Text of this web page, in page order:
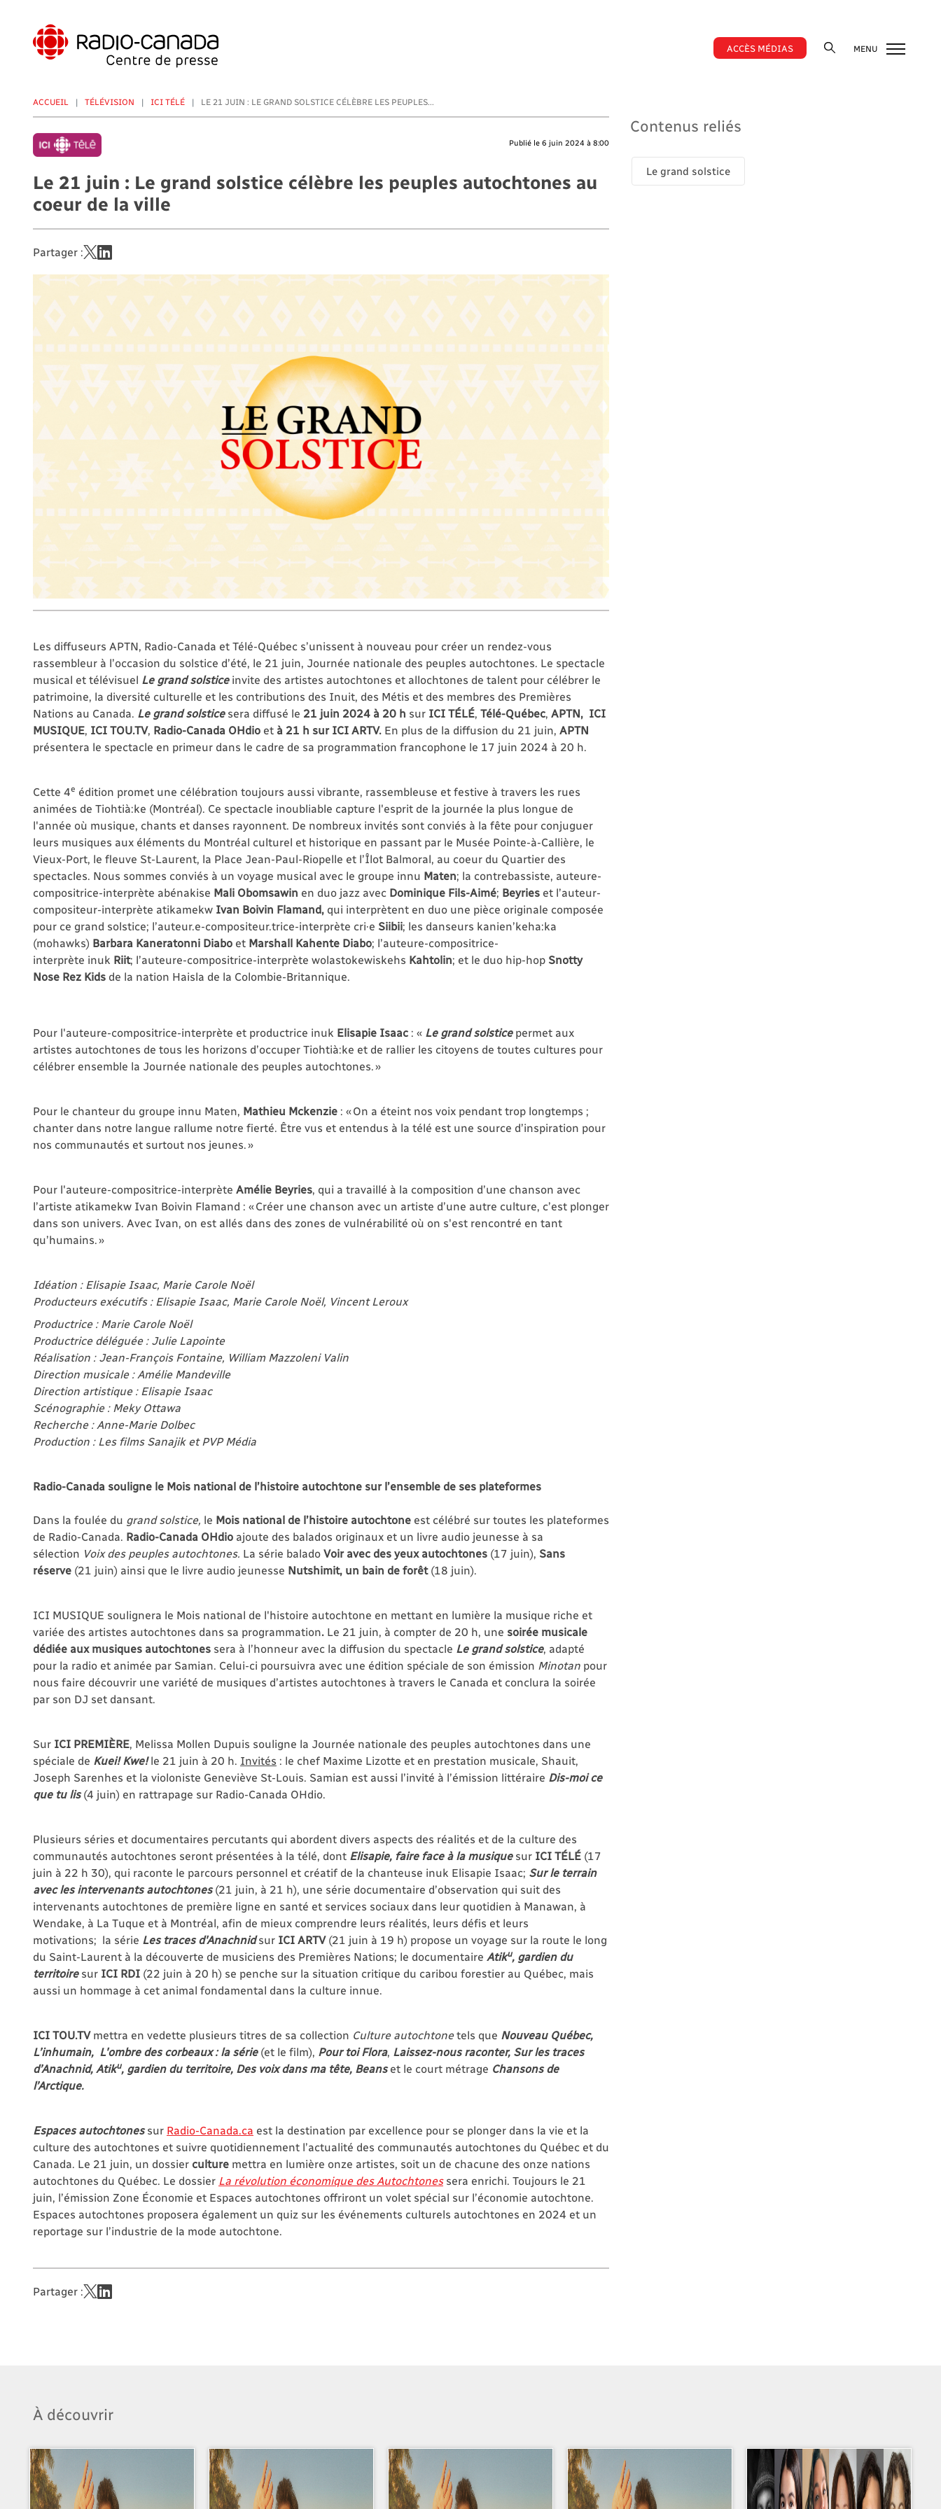
contenu
principal
ACCÈS MÉDIAS MENU
ACCUEIL TÉLÉVISION ICI TÉLÉ LE 21 JUIN : LE GRAND SOLSTICE CÉLÈBRE LES PEUPLES...
Publié le 6 juin 2024 à 8:00
Le 21 juin : Le grand solstice célèbre les peuples autochtones au
coeur de la ville
Partager :
Les diffuseurs APTN, Radio-Canada et Télé-Québec s’unissent à nouveau pour créer un rendez-vous
rassembleur à l’occasion du solstice d’été, le 21 juin, Journée nationale des peuples autochtones. Le spectacle
musical et télévisuel Le grand solstice invite des artistes autochtones et allochtones de talent pour célébrer le
patrimoine, la diversité culturelle et les contributions des Inuit, des Métis et des membres des Premières
Nations au Canada. Le grand solstice sera diffusé le 21 juin 2024 à 20 h sur ICI TÉLÉ, Télé-Québec, APTN, ICI
MUSIQUE, ICI TOU.TV, Radio-Canada OHdio et à 21 h sur ICI ARTV. En plus de la diffusion du 21 juin, APTN
présentera le spectacle en primeur dans le cadre de sa programmation francophone le 17 juin 2024 à 20 h.
Cette 4e édition promet une célébration toujours aussi vibrante, rassembleuse et festive à travers les rues
animées de Tiohtià:ke (Montréal). Ce spectacle inoubliable capture l'esprit de la journée la plus longue de
l'année où musique, chants et danses rayonnent. De nombreux invités sont conviés à la fête pour conjuguer
leurs musiques aux éléments du Montréal culturel et historique en passant par le Musée Pointe-à-Callière, le
Vieux-Port, le fleuve St-Laurent, la Place Jean-Paul-Riopelle et l’Îlot Balmoral, au coeur du Quartier des
spectacles. Nous sommes conviés à un voyage musical avec le groupe innu Maten; la contrebassiste, auteure-
compositrice-interprète abénakise Mali Obomsawin en duo jazz avec Dominique Fils-Aimé; Beyries et l’auteur-
compositeur-interprète atikamekw Ivan Boivin Flamand, qui interprètent en duo une pièce originale composée
pour ce grand solstice; l’auteur.e-compositeur.trice-interprète cri·e Siibii; les danseurs kanien’keha:ka
(mohawks) Barbara Kaneratonni Diabo et Marshall Kahente Diabo; l’auteure-compositrice-
interprète inuk Riit; l’auteure-compositrice-interprète wolastokewiskehs Kahtolin; et le duo hip-hop Snotty
Nose Rez Kids de la nation Haisla de la Colombie-Britannique.
Pour l'auteure-compositrice-interprète et productrice inuk Elisapie Isaac : « Le grand solsticepermet aux
artistes autochtones de tous les horizons d’occuper Tiohtià:ke et de rallier les citoyens de toutes cultures pour
célébrer ensemble la Journée nationale des peuples autochtones. »
Pour le chanteur du groupe innu Maten, Mathieu Mckenzie : « On a éteint nos voix pendant trop longtemps ;
chanter dans notre langue rallume notre fierté. Être vus et entendus à la télé est une source d’inspiration pour
nos communautés et surtout nos jeunes. »
Pour l'auteure-compositrice-interprète Amélie Beyries, qui a travaillé à la composition d’une chanson avec
l’artiste atikamekw Ivan Boivin Flamand : « Créer une chanson avec un artiste d’une autre culture, c’est plonger
dans son univers. Avec Ivan, on est allés dans des zones de vulnérabilité où on s'est rencontré en tant
qu’humains. »
Idéation : Elisapie Isaac, Marie Carole Noël
Producteurs exécutifs : Elisapie Isaac, Marie Carole Noël, Vincent Leroux
Productrice : Marie Carole Noël
Productrice déléguée : Julie Lapointe
Réalisation : Jean-François Fontaine, William Mazzoleni Valin
Direction musicale : Amélie Mandeville
Direction artistique : Elisapie Isaac
Scénographie : Meky Ottawa
Recherche : Anne-Marie Dolbec
Production : Les films Sanajik et PVP Média
Radio-Canada souligne le Mois national de l’histoire autochtone sur l’ensemble de ses plateformes
Dans la foulée du grand solstice, le Mois national de l’histoire autochtone est célébré sur toutes les plateformes
de Radio-Canada. Radio-Canada OHdio ajoute des balados originaux et un livre audio jeunesse à sa
sélection Voix des peuples autochtones. La série balado Voir avec des yeux autochtones (17 juin), Sans
réserve (21 juin) ainsi que le livre audio jeunesse Nutshimit, un bain de forêt (18 juin).
ICI MUSIQUE soulignera le Mois national de l'histoire autochtone en mettant en lumière la musique riche et
variée des artistes autochtones dans sa programmation. Le 21 juin, à compter de 20 h, une soirée musicale
dédiée aux musiques autochtones sera à l’honneur avec la diffusion du spectacle Le grand solstice, adapté
pour la radio et animée par Samian. Celui-ci poursuivra avec une édition spéciale de son émission Minotan pour
nous faire découvrir une variété de musiques d’artistes autochtones à travers le Canada et conclura la soirée
par son DJ set dansant.
Sur ICI PREMIÈRE, Melissa Mollen Dupuis souligne la Journée nationale des peuples autochtones dans une
spéciale de Kuei! Kwe!le 21 juin à 20 h. Invités : le chef Maxime Lizotte et en prestation musicale, Shauit,
Joseph Sarenhes et la violoniste Geneviève St-Louis. Samian est aussi l’invité à l’émission littéraire Dis-moi ce
que tu lis(4 juin) en rattrapage sur Radio-Canada OHdio.
Plusieurs séries et documentaires percutants qui abordent divers aspects des réalités et de la culture des
communautés autochtones seront présentées à la télé, dont Elisapie, faire face à la musiquesur ICI TÉLÉ (17
juin à 22 h 30), qui raconte le parcours personnel et créatif de la chanteuse inuk Elisapie Isaac; Sur le terrain
avec les intervenants autochtones(21 juin, à 21 h), une série documentaire d’observation qui suit des
intervenants autochtones de première ligne en santé et services sociaux dans leur quotidien à Manawan, à
Wendake, à La Tuque et à Montréal, afin de mieux comprendre leurs réalités, leurs défis et leurs
motivations; la série Les traces d'Anachnidsur ICI ARTV(21 juin à 19 h) propose un voyage sur la route le long
du Saint-Laurent à la découverte de musiciens des Premières Nations; le documentaire Atiku, gardien du
territoire sur ICI RDI (22 juin à 20 h) se penche sur la situation critique du caribou forestier au Québec, mais
aussi un hommage à cet animal fondamental dans la culture innue.
ICI TOU.TVmettra en vedette plusieurs titres de sa collection Culture autochtonetels que Nouveau Québec,
L’inhumain, L'ombre des corbeaux : la série(et le film), Pour toi Flora, Laissez-nous raconter, Sur les traces
d’Anachnid, Atiku, gardien du territoire, Des voix dans ma tête, Beanset le court métrage Chansons de
l’Arctique.
Espaces autochtonessur Radio-Canada.ca est la destination par excellence pour se plonger dans la vie et la
culture des autochtones et suivre quotidiennement l’actualité des communautés autochtones du Québec et du
Canada. Le 21 juin, un dossier culture mettra en lumière onze artistes, soit un de chacune des onze nations
autochtones du Québec. Le dossier La révolution économique des Autochtones sera enrichi. Toujours le 21
juin, l’émission Zone Économie et Espaces autochtones offriront un volet spécial sur l’économie autochtone.
Espaces autochtones proposera également un quiz sur les événements culturels autochtones en 2024 et un
reportage sur l’industrie de la mode autochtone.
Partager :
Contenus reliés
Le grand solstice
À découvrir